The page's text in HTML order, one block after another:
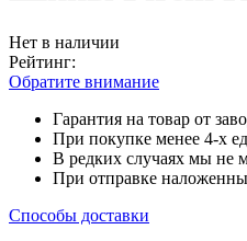
Нет в наличии
Рейтинг:
Обратите внимание
Гарантия на товар от
При покупке менее 4-х
В редких случаях мы не
При отправке
Способы доставки